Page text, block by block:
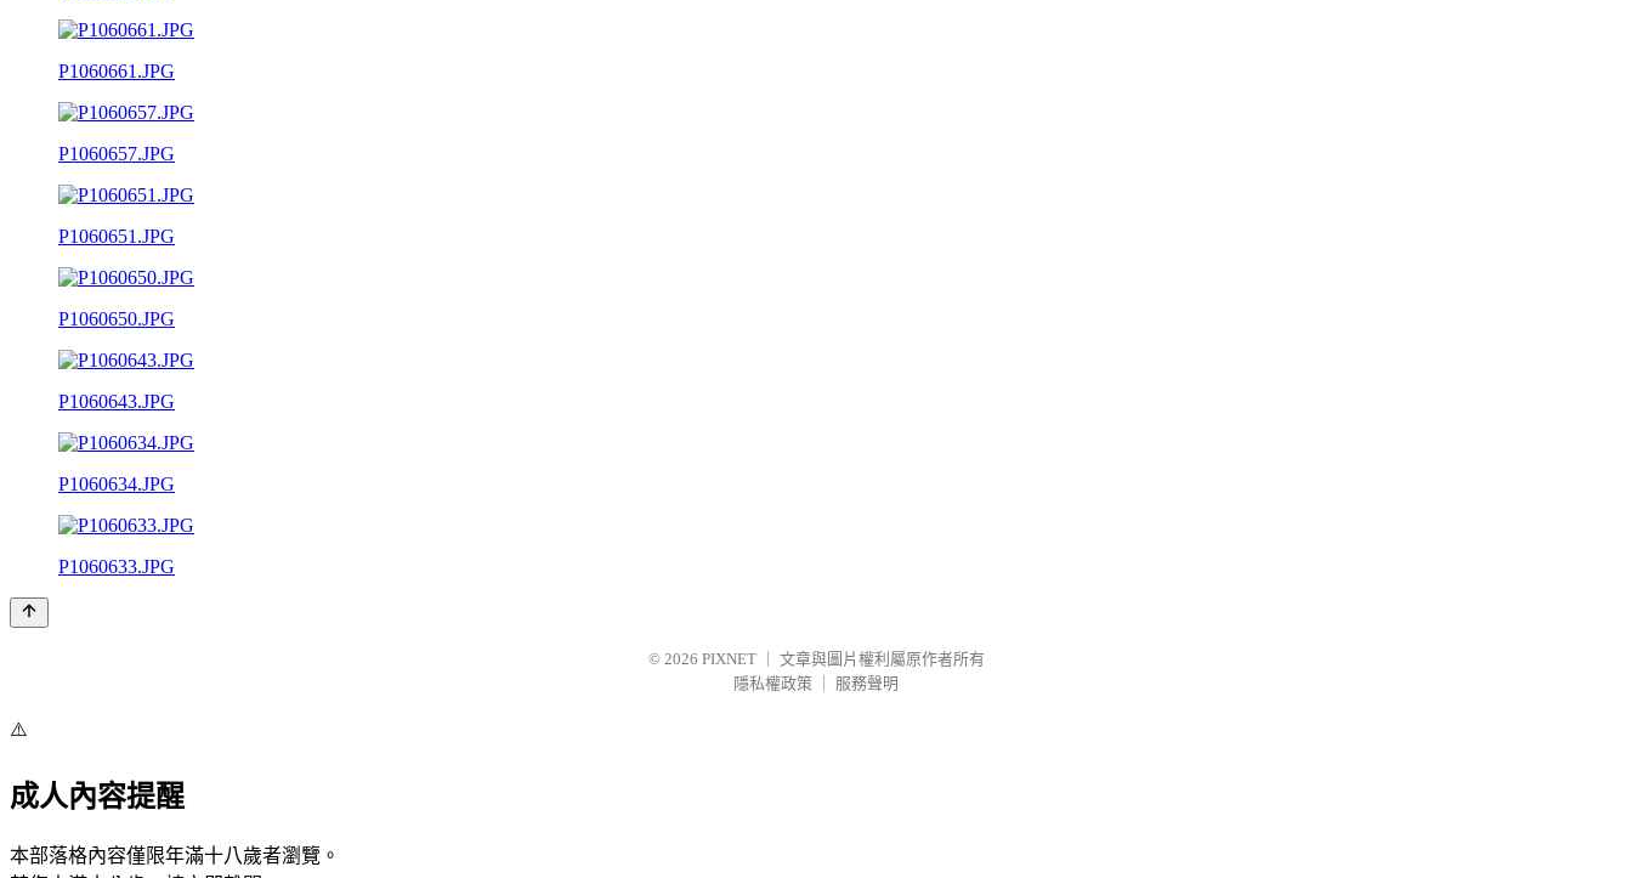
P1060661.JPG
P1060657.JPG
P1060651.JPG
P1060650.JPG
P1060643.JPG
P1060634.JPG
P1060633.JPG
© 2026 PIXNET
文章與圖片權利屬原作者所有
隱私權政策
服務聲明
⚠️
成人內容提醒
本部落格內容僅限年滿十八歲者瀏覽。